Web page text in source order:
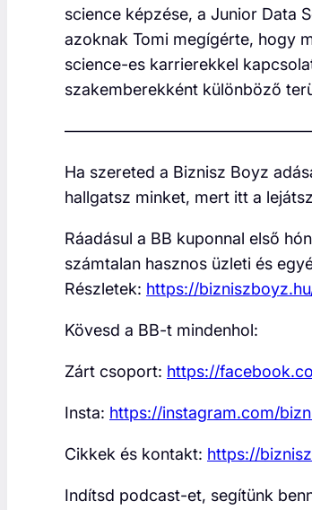
science képzése, a Junior Data
azoknak Tomi megígérte, hogy
science-es karrierekkel
szakemberekként különböző
Ha szereted a Biznisz Boyz
hallgatsz minket, mert itt a
Ráadásul a BB kuponnal első
számtalan hasznos üzleti és
Részletek: https://
Kövesd a BB-t mindenhol:
Zárt csoport: https://
Insta: https://instagram.com/
Cikkek és kontakt: https://
Indítsd podcast-et, segítünk